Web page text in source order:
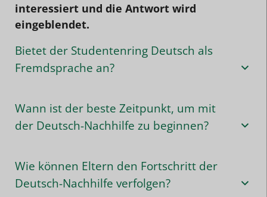
interessiert und die Antwort wird
eingeblendet.
Bietet der Studentenring Deutsch als
Fremdsprache an?
Wann ist der beste Zeitpunkt, um mit
der Deutsch-Nachhilfe zu beginnen?
Wie können Eltern den Fortschritt der
Deutsch-Nachhilfe verfolgen?